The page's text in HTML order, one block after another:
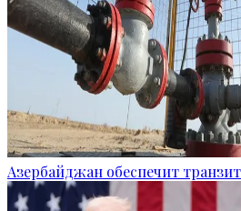
Азербайджан обеспечит